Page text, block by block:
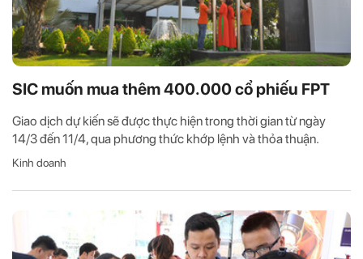
SIC muốn mua thêm 400.000 cổ phiếu FPT
Giao dịch dự kiến sẽ được thực hiện trong thời gian từ ngày
14/3 đến 11/4, qua phương thức khớp lệnh và thỏa thuận.
Kinh doanh